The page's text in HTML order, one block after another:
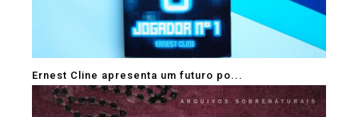
Ernest Cline apresenta um futuro po...